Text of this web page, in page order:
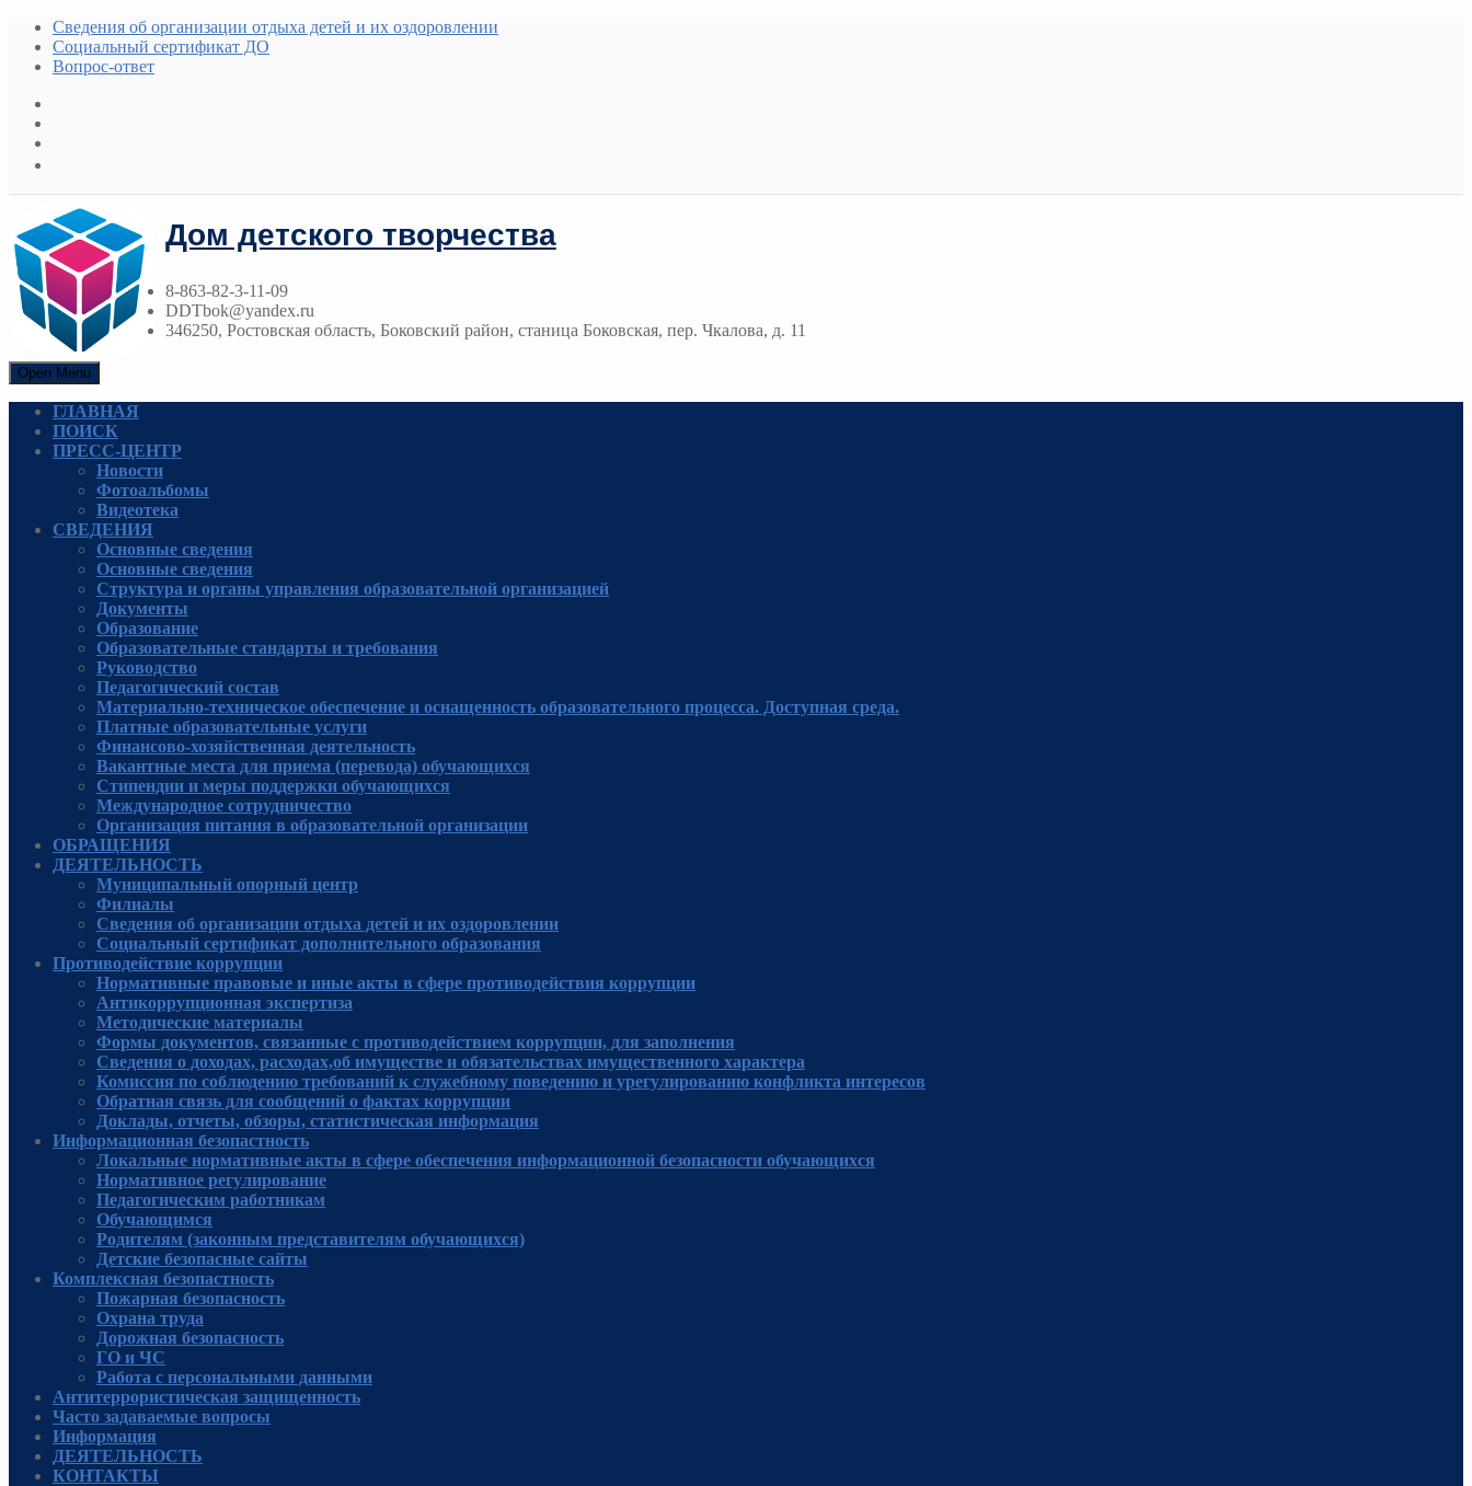
Сведения об организации отдыха детей и их оздоровлении
Социальный сертификат ДО
Вопрос-ответ
Дом детского творчества
8-863-82-3-11-09
DDTbok@yandex.ru
346250, Ростовская область, Боковский район, станица Боковская, пер. Чкалова, д. 11
Open Menu
ГЛАВНАЯ
ПОИСК
ПРЕСС-ЦЕНТР
Новости
Фотоальбомы
Видеотека
СВЕДЕНИЯ
Основные сведения
Основные сведения
Структура и органы управления образовательной организацией
Документы
Образование
Образовательные стандарты и требования
Руководcтво
Педагогический состав
Материально-техническое обеспечение и оснащенность образовательного процесса. Доступная среда.
Платные образовательные услуги
Финансово-хозяйственная деятельность
Вакантные места для приема (перевода) обучающихся
Стипендии и меры поддержки обучающихся
Международное сотрудничество
Организация питания в образовательной организации
ОБРАЩЕНИЯ
ДЕЯТЕЛЬНОСТЬ
Муниципальный опорный центр
Филиалы
Сведения об организации отдыха детей и их оздоровлении
Социальный сертификат дополнительного образования
Противодействие коррупции
Нормативные правовые и иные акты в сфере противодействия коррупции
Антикоррупционная экспертиза
Методические материалы
Формы документов, связанные с противодействием коррупции, для заполнения
Сведения о доходах, расходах,об имуществе и обязательствах имущественного характера
Комиссия по соблюдению требований к служебному поведению и урегулированию конфликта интересов
Обратная связь для сообщений о фактах коррупции
Доклады, отчеты, обзоры, статистическая информация
Информационная безопастность
Локальные нормативные акты в сфере обеспечения информационной безопасности обучающихся
Нормативное регулирование
Педагогическим работникам
Обучающимся
Родителям (законным представителям обучающихся)
Детские безопасные сайты
Комплексная безопастность
Пожарная безопасность
Охрана труда
Дорожная безопасность
ГО и ЧС
Работа с персональными данными
Антитеррористическая защищенность
Часто задаваемые вопросы
Информация
ДЕЯТЕЛЬНОСТЬ
КОНТАКТЫ